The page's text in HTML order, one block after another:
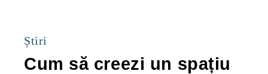
Știri
Cum să creezi un spațiu